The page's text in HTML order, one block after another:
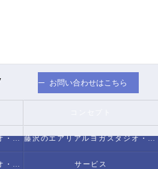
お問い合わせはこちら
藤沢のエアリアルヨガスタジオ・スタジオミヅキについて 藤沢のエアリアルヨガスタジオ・スタジオミヅキの必要とされる理由
藤沢のエアリアルヨガスタジオ・スタジオミヅキの内容について サービス